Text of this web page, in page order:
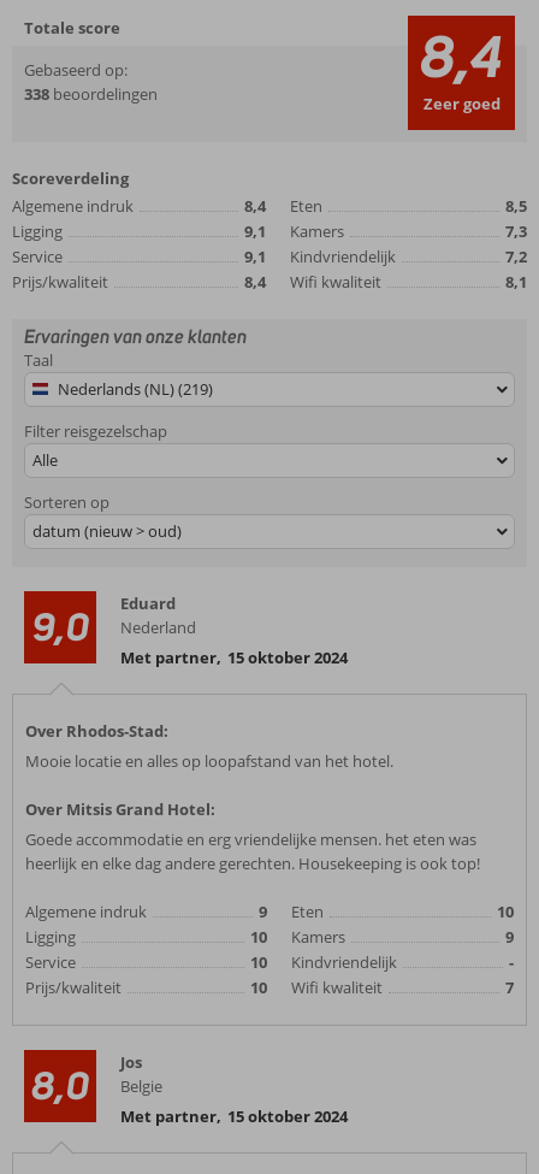
Totale score
Gebaseerd op:
338 beoordelingen 8,4
Zeer goed
Scoreverdeling
Algemene indruk
8,4
Ligging
9,1
Service
9,1
Prijs/kwaliteit
8,4
Eten
8,5
Kamers
7,3
Kindvriendelijk
7,2
Wifi kwaliteit
8,1
Ervaringen van onze klanten
Taal
Nederlands (NL) (219)
Filter reisgezelschap
Alle
Sorteren op
datum (nieuw > oud)
9,0
Eduard
Nederland
Met partner, 15 oktober 2024
Over Rhodos-Stad:
Mooie locatie en alles op loopafstand van het hotel.
Over Mitsis Grand Hotel:
Goede accommodatie en erg vriendelijke mensen. het eten was
heerlijk en elke dag andere gerechten. Housekeeping is ook top!
Algemene indruk
9
Ligging
10
Service
10
Prijs/kwaliteit
10
Eten
10
Kamers
9
Kindvriendelijk
-
Wifi kwaliteit
7
8,0
Jos
Belgie
Met partner, 15 oktober 2024